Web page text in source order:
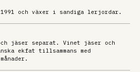
1991 och växer i sandiga lerjordar.
jäser separat. Vinet jäser och
ekfat tillsammans med